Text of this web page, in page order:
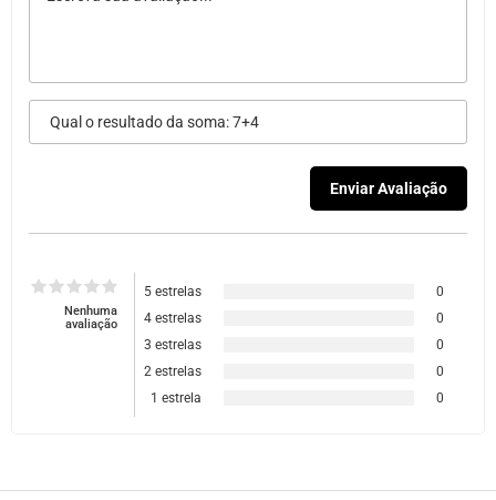
Nenhuma
avaliação
5 estrelas
0
4 estrelas
0
3 estrelas
0
2 estrelas
0
1 estrela
0